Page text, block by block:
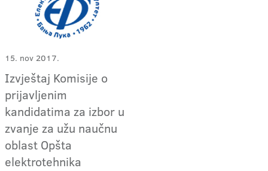
15. nov 2017.
Izvještaj Komisije o
prijavljenim
kandidatima za izbor u
zvanje za užu naučnu
oblast Opšta
elektrotehnika